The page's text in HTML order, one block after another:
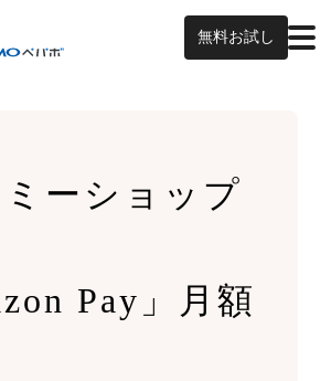
無料お試し
ーショップ
Pay」月額